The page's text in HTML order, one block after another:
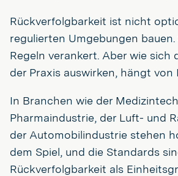
Rückverfolgbarkeit ist nicht
regulierten Umgebungen bauen.
Regeln verankert. Aber wie sich
der Praxis auswirken, hängt von
In Branchen wie der
Pharmaindustrie, der Luft- und
der Automobilindustrie stehen
dem Spiel, und die Standards
Rückverfolgbarkeit als